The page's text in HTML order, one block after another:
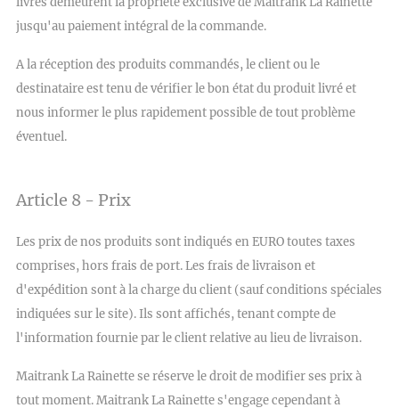
jusqu'au paiement intégral de la commande.
A la réception des produits commandés, le client ou le
destinataire est tenu de vérifier le bon état du produit livré et
nous informer le plus rapidement possible de tout problème
éventuel.
Article 8 - Prix
Les prix de nos produits sont indiqués en EURO toutes taxes
comprises, hors frais de port. Les frais de livraison et
d'expédition sont à la charge du client (sauf conditions spéciales
indiquées sur le site). Ils sont affichés, tenant compte de
l'information fournie par le client relative au lieu de livraison.
Maitrank La Rainette se réserve le droit de modifier ses prix à
tout moment. Maitrank La Rainette s'engage cependant à